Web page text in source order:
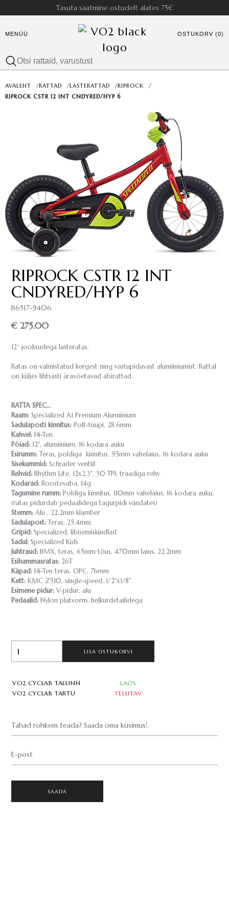
Tasuta saatmine ostudelt alates 75€
MENÜÜ OSTUKORV (0)
AVALEHT /RATTAD /LASTERATTAD /RIPROCK
/
RIPROCK CSTR 12 INT CNDYRED/HYP 6
RIPROCK CSTR 12 INT
CNDYRED/HYP 6
B6517-9406
€ 275.00
12“ jooksudega lasteratas.
Ratas on valmistatud kergest ning vastupidavast alumiiniumist. Rattal
on küljes lihtsasti äravõetavad abirattad.
RATTA SPEC...
Raam: Specialized A1 Premium Alumiinium
Sadulaposti kinnitus: Polt-tüüpi, 28.6mm
Kahvel: Hi-Ten
Pöiad: 12", alumiinium, 16 kodara auku
Esirumm:Teras, poldiga kinnitus, 95mm vahelaius, 16 kodara auku
Sisekummid: Schrader ventiil
Rehvid: Rhythm Lite, 12x2.3", 30 TPI, traadiga rehv
Kodarad: Roostevaba, 14g
Tagumine rumm: Poldiga kinnitus, 110mm vahelaius, 16 kodara auku,
(ratas pidurdab pedaalidega tagurpidi vändates)
Stemm: Alu , 22.2mm klamber
Sadulapost:Teras, 25.4mm
Gripid: Specialized, libisemiskindlad
Sadul: Specialized Kids
Juhtraud: BMX, teras, 65mm tõus, 470mm laius, 22.2mm
Esihammasratas: 26T
Käpad: Hi-Ten teras, OPC, 76mm
Kett: KMC Z510, single-speed, 1/2"x1/8"
Esimene pidur: V-pidur, alu
Pedaalid: Nylon platvorm, helkurdetailidega
LISA OSTUKORVI
VO2 CYCLAB TALLINN
LAOS
VO2 CYCLAB TARTU
TELLITAV
Tahad rohkem teada? Saada oma küsimus!
E-post
SAADA